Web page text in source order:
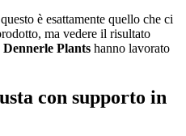
è esattamente quello che ci
ma vedere il risultato
Dennerle Plants hanno lavorato
con supporto in